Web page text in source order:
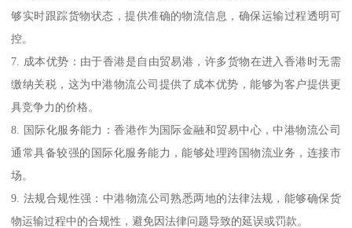
够实时跟踪货物状态，提供准确的物流信息，确保运输过程透明可
控。
7. 成本优势：由于香港是自由贸易港，许多货物在进入香港时无需
缴纳关税，这为中港物流公司提供了成本优势，能够为客户提供更
具竞争力的价格。
8. 国际化服务能力：香港作为国际金融和贸易中心，中港物流公司
通常具备较强的国际化服务能力，能够处理跨国物流业务，连接市
场。
9. 法规合规性强：中港物流公司熟悉两地的法律法规，能够确保货
物运输过程中的合规性，避免因法律问题导致的延误或罚款。